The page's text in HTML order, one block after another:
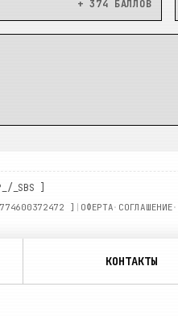
+ 374 БАЛЛОВ
_SBS
] ОФЕРТА· СОГЛАШЕНИЕ·
КОНТАКТЫ